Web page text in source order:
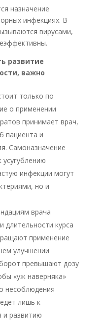
назначение
инфекциях. В
вирусами,
развитие
важно
только по
о применении
принимает врач,
пациента и
Самоназначение
инфекции могут
но и
врача
длительности курса
применение
улучшении
превышают дозу
«уж наверняка»
несоблюдения
лишь к
и развитию